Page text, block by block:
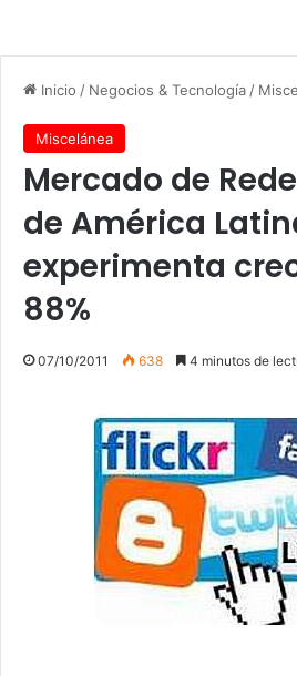
Inicio / Negocios & Tecnología /
Miscelánea
Mercado de
de América
experimenta
88%
07/10/2011 638 4 minutos de